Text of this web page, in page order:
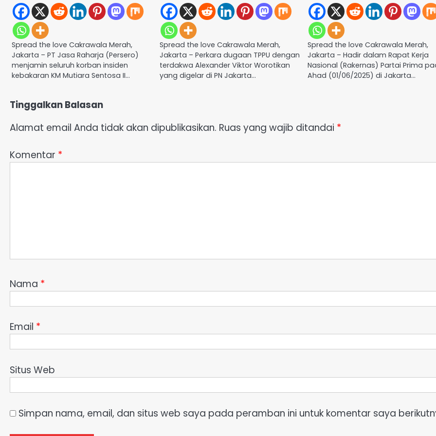
Spread the love Cakrawala Merah,
Jakarta – PT Jasa Raharja (Persero)
menjamin seluruh korban insiden
kebakaran KM Mutiara Sentosa II…
Spread the love Cakrawala Merah,
Jakarta – Perkara dugaan TPPU dengan
terdakwa Alexander Viktor Worotikan
yang digelar di PN Jakarta…
Spread the love Cakrawala Merah,
Jakarta – Hadir dalam Rapat Kerja
Nasional (Rakernas) Partai Prima
Ahad (01/06/2025) di Jakarta…
Tinggalkan Balasan
Alamat email Anda tidak akan dipublikasikan. Ruas yang wajib ditandai *
Komentar *
Nama *
Email *
Situs Web
Simpan nama, email, dan situs web saya pada peramban ini untuk komentar saya